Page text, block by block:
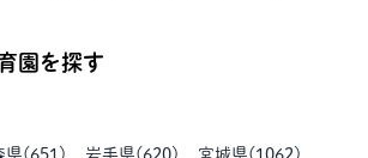
園を探す